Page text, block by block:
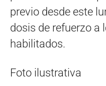
previo desde este
dosis de refuerzo a
habilitados.
Foto ilustrativa